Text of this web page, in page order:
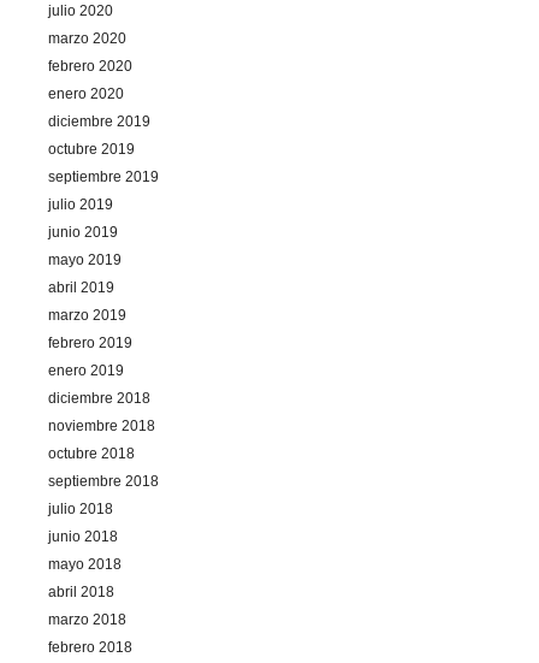
julio 2020
marzo 2020
febrero 2020
enero 2020
diciembre 2019
octubre 2019
septiembre 2019
julio 2019
junio 2019
mayo 2019
abril 2019
marzo 2019
febrero 2019
enero 2019
diciembre 2018
noviembre 2018
octubre 2018
septiembre 2018
julio 2018
junio 2018
mayo 2018
abril 2018
marzo 2018
febrero 2018